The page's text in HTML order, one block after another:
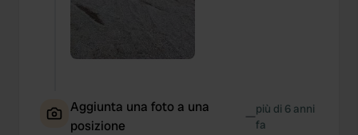
Aggiunta una foto a una
posizione
—più di 6 anni
fa